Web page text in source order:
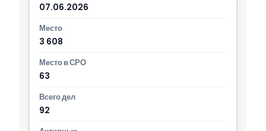
07.06.2026
3 608
63
92